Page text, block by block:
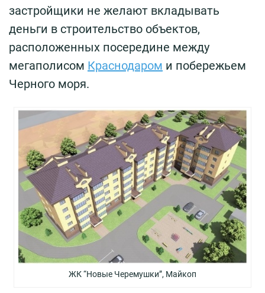
застройщики не желают вкладывать
деньги в строительство объектов,
расположенных посередине между
мегаполисом Краснодаром и побережьем
Черного моря.
ЖК “Новые Черемушки”, Майкоп